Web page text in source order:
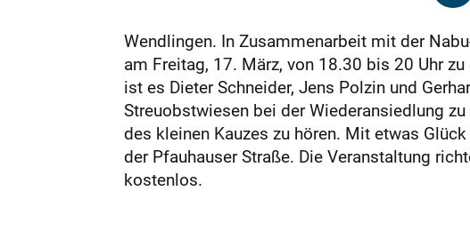
Wendlingen. In Zusammenarbeit mit der
am Freitag, 17. März, von 18.30 bis 20 Uhr
ist es Dieter Schneider, Jens Polzin und
Streuobstwiesen bei der Wiederansiedlung
des kleinen Kauzes zu hören. Mit etwas
der Pfauhauser Straße. Die Veranstaltung
kostenlos.